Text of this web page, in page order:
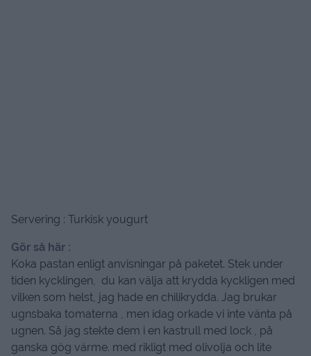
Servering : Turkisk yougurt
Gör så här :
Koka pastan enligt anvisningar på paketet. Stek under
tiden kycklingen, du kan välja att krydda kyckligen med
vilken som helst, jag hade en chilikrydda. Jag brukar
ugnsbaka tomaterna , men idag orkade vi inte vänta på
ugnen. Så jag stekte dem i en kastrull med lock , på
ganska gög värme. med rikligt med olivolja och lite